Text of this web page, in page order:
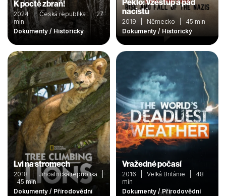
K poctě zbraň!
2024 | Česká republika | 27
min
Dokumenty / Historický
Peklo: Vzestup a pád
nacistů
2019 | Německo | 45 min
Dokumenty / Historický
Lvi na stromech
2018 | Jihoafrická republika |
45 min
Dokumenty / Přírodovědní
Vražedné počasí
2016 | Velká Británie | 48
min
Dokumenty / Přírodovědní